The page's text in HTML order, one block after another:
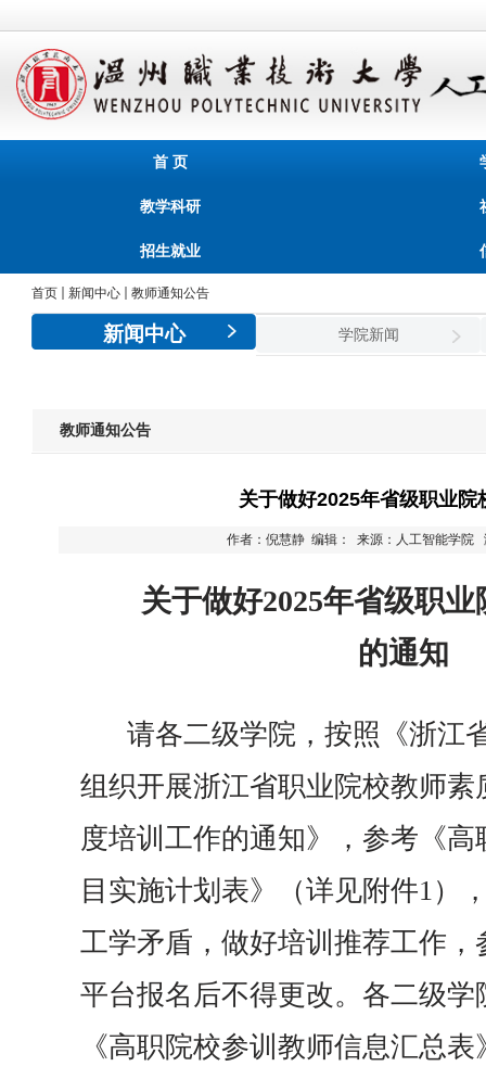
首 页
教学科研
招生就业
首页 新闻中心 教师通知公告
新闻中心 学院新闻
教师通知公告
关于做好2025年省级职业
作者：倪慧静 编辑： 来源：人工智能学院
关于做好2025年省级职业
的通知
请各二级学院，按照《浙江
组织开展浙江省职业院校教师素
度培训工作的通知》，参考《
目实施计划表》（详见附件1）
工学矛盾，做好培训推荐工作
平台报名后不得更改。各二级学
《高职院校参训教师信息汇总